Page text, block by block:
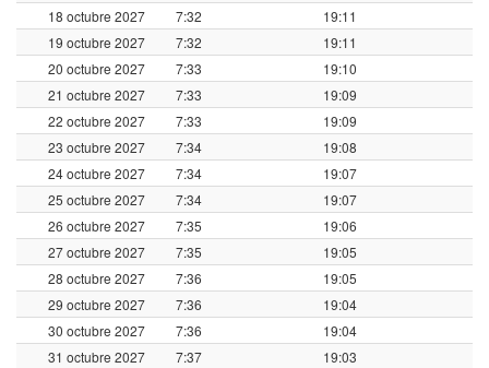
18 octubre 2027
7:32
19:11
19 octubre 2027
7:32
19:11
20 octubre 2027
7:33
19:10
21 octubre 2027
7:33
19:09
22 octubre 2027
7:33
19:09
23 octubre 2027
7:34
19:08
24 octubre 2027
7:34
19:07
25 octubre 2027
7:34
19:07
26 octubre 2027
7:35
19:06
27 octubre 2027
7:35
19:05
28 octubre 2027
7:36
19:05
29 octubre 2027
7:36
19:04
30 octubre 2027
7:36
19:04
31 octubre 2027
7:37 19:03